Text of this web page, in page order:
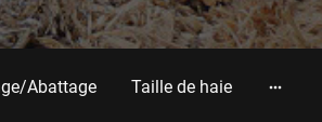
Abattage Taille de haie